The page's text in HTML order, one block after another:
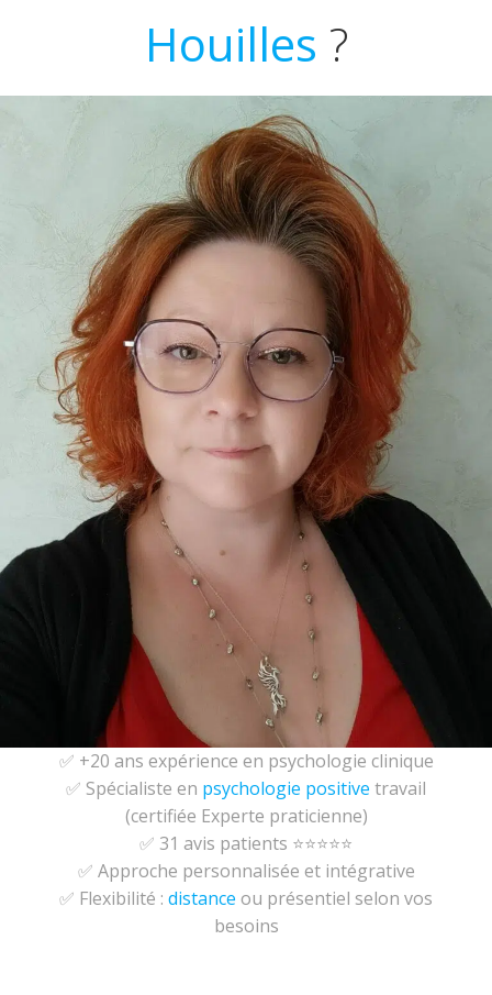
Houilles ?
✅ +20 ans expérience en psychologie clinique
✅ Spécialiste en psychologie positive travail
(certifiée Experte praticienne)
✅ 31 avis patients ⭐⭐⭐⭐⭐
✅ Approche personnalisée et intégrative
✅ Flexibilité : distance ou présentiel selon vos
besoins